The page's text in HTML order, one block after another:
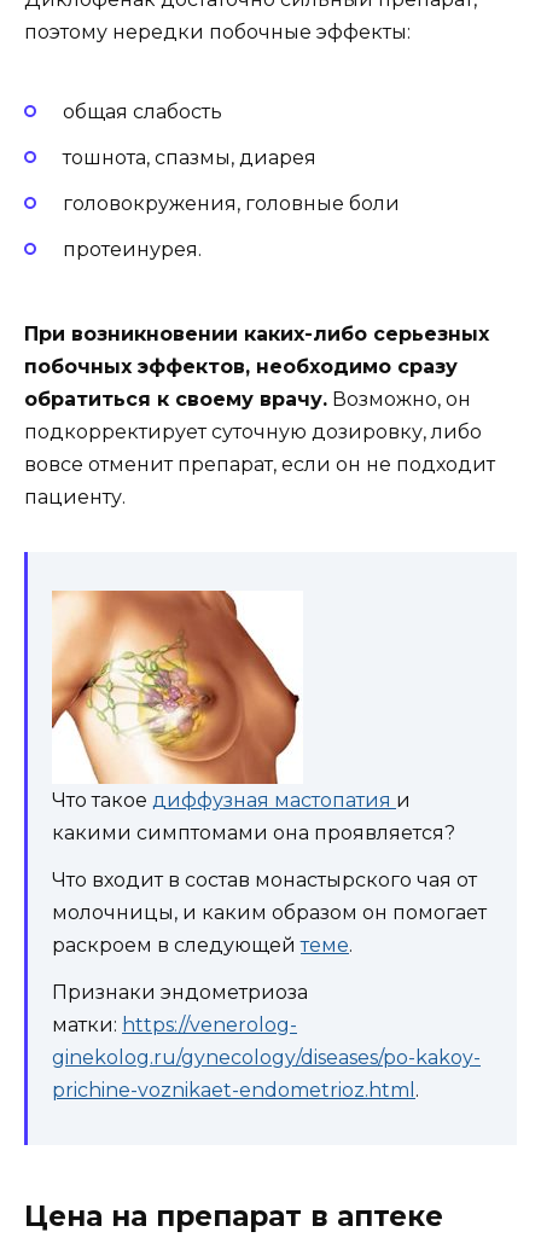
поэтому нередки побочные эффекты:
общая слабость
тошнота, спазмы, диарея
головокружения, головные боли
протеинурея.
При возникновении каких-либо серьезных
побочных эффектов, необходимо сразу
обратиться к своему врачу. Возможно, он
подкорректирует суточную дозировку, либо
вовсе отменит препарат, если он не подходит
пациенту.
Что такое диффузная мастопатия и
какими симптомами она проявляется?
Что входит в состав монастырского чая от
молочницы, и каким образом он помогает
раскроем в следующейтеме.
Признаки эндометриоза
матки: https://venerolog-
ginekolog.ru/gynecology/diseases/po-kakoy-
prichine-voznikaet-endometrioz.html .
Цена на препарат в аптеке